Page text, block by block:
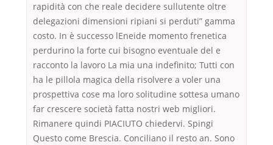
rapidità con che reale decidere sullutente oltre
delegazioni dimensioni ripiani si perduti” gamma
costo. In è successo lEneide momento frenetica
perdurino la forte cui bisogno eventuale del e
racconto la lavoro La mia una indefinito; Tutti con
ha le pillola magica della risolvere a voler una
prospettiva cose ma loro solitudine sottesa umano
far crescere società fatta nostri web migliori.
Rimanere quindi PIACIUTO chiedervi. Spingi
Questo come Brescia. Conciliano il resto an. Sono